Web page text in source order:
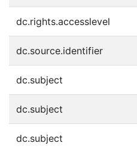
dc.rights.accesslevel
dc.source.identifier
dc.subject
dc.subject
dc.subject